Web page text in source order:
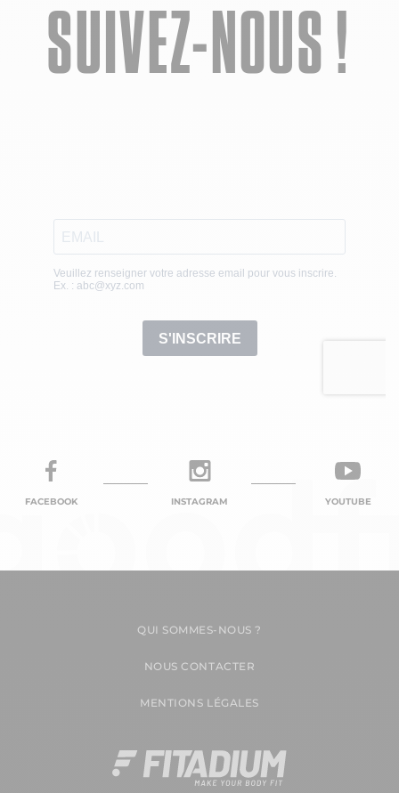
SUIVEZ-NOUS !
FACEBOOK INSTAGRAM YOUTUBE
QUI SOMMES-NOUS ?
NOUS CONTACTER
MENTIONS LÉGALES